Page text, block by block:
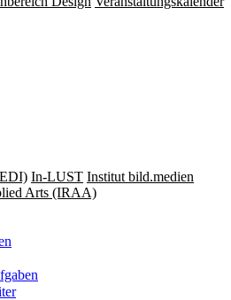
In-LUST Institut bild.medien
Arts (IRAA)